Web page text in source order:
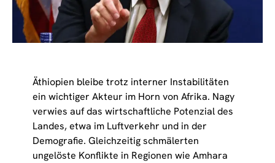
Äthiopien bleibe trotz interner Instabilitäten
ein wichtiger Akteur im Horn von Afrika. Nagy
verwies auf das wirtschaftliche Potenzial des
Landes, etwa im Luftverkehr und in der
Demografie. Gleichzeitig schmälerten
ungelöste Konflikte in Regionen wie Amhara